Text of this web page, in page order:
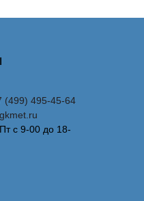
(499) 495-45-64
с 9-00 до 18-